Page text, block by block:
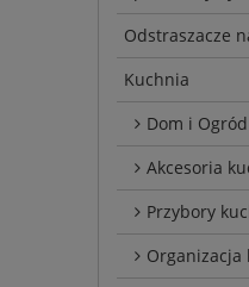
Odstraszacze
Kuchnia
Dom i Ogród
Akcesoria
Przybory
Organizacja